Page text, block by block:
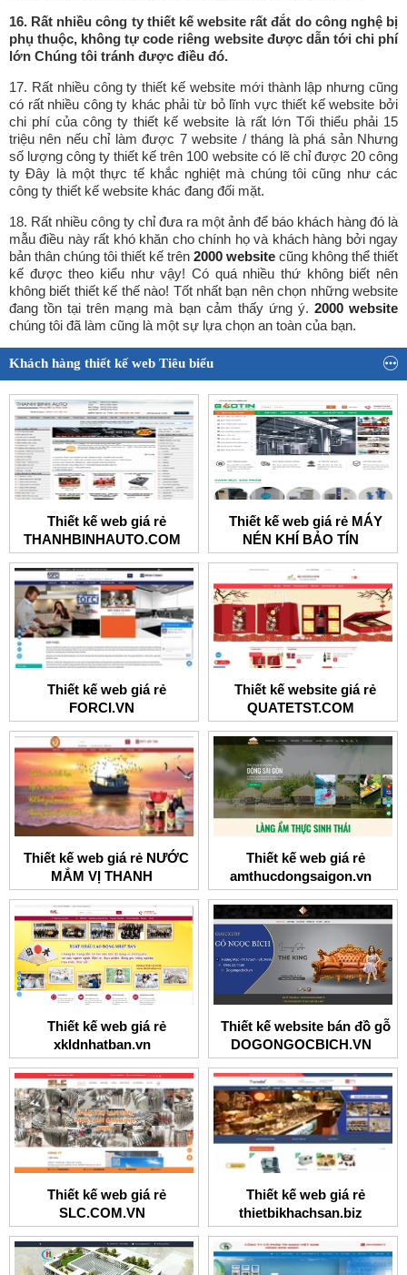
16. Rất nhiều công ty thiết kế website rất đắt do công nghệ bị
phụ thuộc, không tự code riêng website được dẫn tới chi phí
lớn Chúng tôi tránh được điều đó.
17. Rất nhiều công ty thiết kế website mới thành lập nhưng cũng
có rất nhiều công ty khác phải từ bỏ lĩnh vực thiết kế website bởi
chi phí của công ty thiết kế website là rất lớn Tối thiểu phải 15
triệu nên nếu chỉ làm được 7 website / tháng là phá sản Nhưng
số lượng công ty thiết kế trên 100 website có lẽ chỉ được 20 công
ty Đây là một thực tế khắc nghiệt mà chúng tôi cũng như các
công ty thiết kế website khác đang đối mặt.
18. Rất nhiều công ty chỉ đưa ra một ảnh để báo khách hàng đó là
mẫu điều này rất khó khăn cho chính họ và khách hàng bởi ngay
bản thân chúng tôi thiết kế trên 2000 website cũng không thể thiết
kế được theo kiểu như vậy! Có quá nhiều thứ không biết nên
không biết thiết kế thế nào! Tốt nhất bạn nên chọn những website
đang tồn tại trên mạng mà bạn cảm thấy ứng ý. 2000 website
chúng tôi đã làm cũng là một sự lựa chọn an toàn của bạn.
Khách hàng thiết kế web Tiêu biểu
Thiết kế web giá rẻ
THANHBINHAUTO.COM
Thiết kế web giá rẻ MÁY
NÉN KHÍ BẢO TÍN
Thiết kế web giá rẻ
FORCI.VN
Thiết kế website giá rẻ
QUATETST.COM
Thiết kế web giá rẻ NƯỚC
MẮM VỊ THANH
Thiết kế web giá rẻ
amthucdongsaigon.vn
Thiết kế web giá rẻ
xkldnhatban.vn
Thiết kế website bán đồ gỗ
DOGONGOCBICH.VN
Thiết kế web giá rẻ
SLC.COM.VN
Thiết kế web giá rẻ
thietbikhachsan.biz